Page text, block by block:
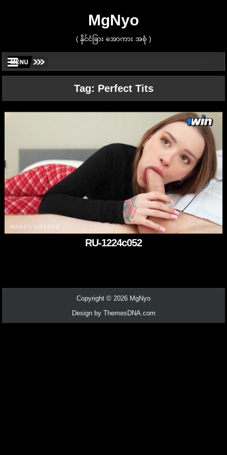
MgNyo
( နိုင်ငံခြား အောကား အစုံ )
Tag: Perfect Tits
RU-1224c052
Copyright © 2026 MgNyo
Design by ThemesDNA.com